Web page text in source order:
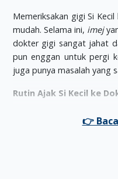
Memeriksakan gigi Si
mudah. Selama ini, imej
dokter gigi sangat jahat
pun enggan untuk pergi
juga punya masalah yang
Rutin Ajak Si Kecil ke
Jangan menunggu sakit
ini justru malah